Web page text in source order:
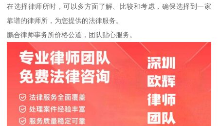
在选择律师所时，可以多方面了解、比较和考虑，确保选择到一家
靠谱的律师所，为您提供的法律服务。
鹏合律师事务所价格公道，团队贴心服务。